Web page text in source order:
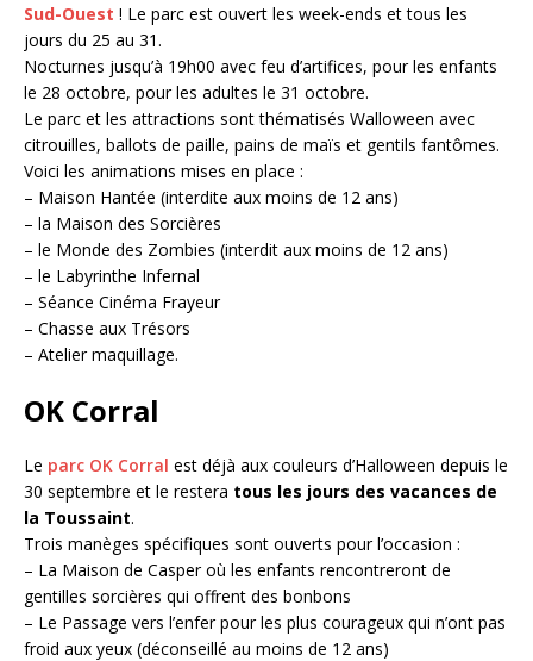
Sud-Ouest ! Le parc est ouvert les week-ends et tous les
jours du 25 au 31.
Nocturnes jusqu’à 19h00 avec feu d’artifices, pour les enfants
le 28 octobre, pour les adultes le 31 octobre.
Le parc et les attractions sont thématisés Walloween avec
citrouilles, ballots de paille, pains de maïs et gentils fantômes.
Voici les animations mises en place :
– Maison Hantée (interdite aux moins de 12 ans)
– la Maison des Sorcières
– le Monde des Zombies (interdit aux moins de 12 ans)
– le Labyrinthe Infernal
– Séance Cinéma Frayeur
– Chasse aux Trésors
– Atelier maquillage.
OK Corral
Le parc OK Corral est déjà aux couleurs d’Halloween depuis le
30 septembre et le restera tous les jours des vacances de
la Toussaint.
Trois manèges spécifiques sont ouverts pour l’occasion :
– La Maison de Casper où les enfants rencontreront de
gentilles sorcières qui offrent des bonbons
– Le Passage vers l’enfer pour les plus courageux qui n’ont pas
froid aux yeux (déconseillé au moins de 12 ans)